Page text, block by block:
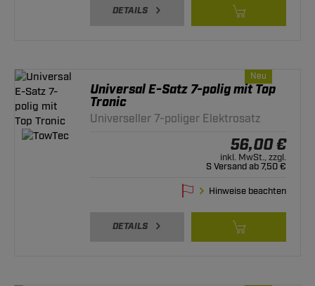
DETAILS
Neu
Universal E-Satz 7-polig mit Top
Tronic
Universeller 7-poliger Elektrosatz
56,00 €
inkl. MwSt., zzgl.
S Versand ab 7,50 €
Hinweise beachten
DETAILS